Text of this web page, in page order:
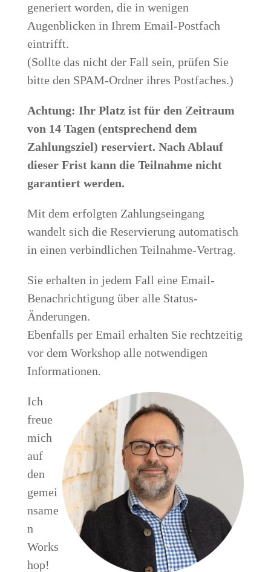
generiert worden, die in wenigen
Augenblicken in Ihrem Email-Postfach
eintrifft.
(Sollte das nicht der Fall sein, prüfen Sie
bitte den SPAM-Ordner ihres Postfaches.)
Achtung: Ihr Platz ist für den Zeitraum
von 14 Tagen (entsprechend dem
Zahlungsziel) reserviert. Nach Ablauf
dieser Frist kann die Teilnahme nicht
garantiert werden.
Mit dem erfolgten Zahlungseingang
wandelt sich die Reservierung automatisch
in einen verbindlichen Teilnahme-Vertrag.
Sie erhalten in jedem Fall eine Email-
Benachrichtigung über alle Status-
Änderungen.
Ebenfalls per Email erhalten Sie rechtzeitig
vor dem Workshop alle notwendigen
Informationen.
Ich
freue
mich
auf
den
gemei
nsame
n
Works
hop!